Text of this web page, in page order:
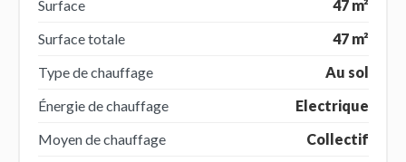
Surface
47 m²
Surface totale
47 m²
Type de chauffage
Au sol
Énergie de chauffage
Electrique
Moyen de chauffage
Collectif